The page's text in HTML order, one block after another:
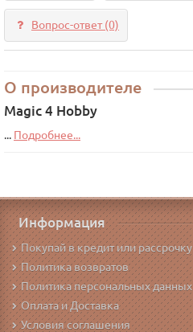
Вопрос-ответ(0)
О производителе
Magic 4 Hobby
... Подробнее...
Информация
Покупай в кредит или рассрочку
Политика возвратов
Политика персональных данных
Оплата и Доставка
Условия соглашения